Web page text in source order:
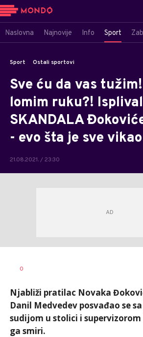
Naslovna Najnovije Info Sport
Sport Ostali sportovi
Sve ću da vas
lomim ruku?!
SKANDALA
- evo šta je sve
21.08.2021. / 23:30
AUTOR
0
Njabliži pratilac Novaka
Danil Medvedev posvađao se
sudijom u stolici i
ga smiri.